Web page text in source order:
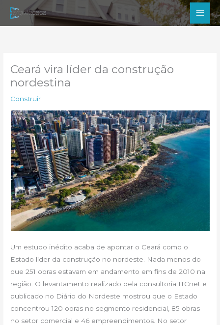
para
Ceará vira líder da construção
nordestina
Construir
Um estudo inédito acaba de apontar o Ceará como o
Estado líder da construção no nordeste. Nada menos do
que 251 obras estavam em andamento em fins de 2010 na
região. O levantamento realizado pela consultoria ITCnet e
publicado no Diário do Nordeste mostrou que o Estado
concentrou 120 obras no segmento residencial, 85 obras
no setor comercial e 46 empreendimentos. No setor